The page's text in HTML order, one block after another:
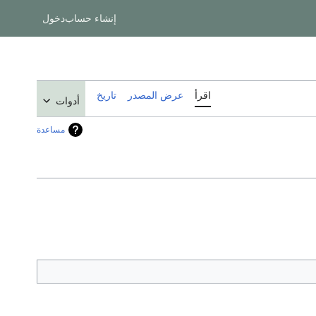
إنشاء حسابدخول
اقرأ عرض المصدر تاريخ أدوات
مساعدة